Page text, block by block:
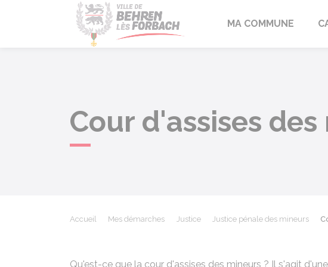
Behren-lès-Forbach
MA COMMUNE
Cour d'assises
Accueil Mes démarches Justice Justice pénale des mineurs
Qu'est-ce que la cour d'assises des mineurs ? Il s'agit